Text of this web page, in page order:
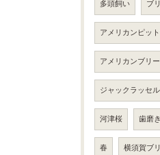
多頭飼い ブ
アメリカンピッ
アメリカンブリー
ジャックラッセル
河津桜 歯磨き
春 横須賀ブ